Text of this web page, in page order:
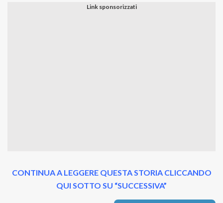
CONTINUA A LEGGERE QUESTA STORIA CLICCANDO
QUI SOTTO SU “SUCCESSIVA”